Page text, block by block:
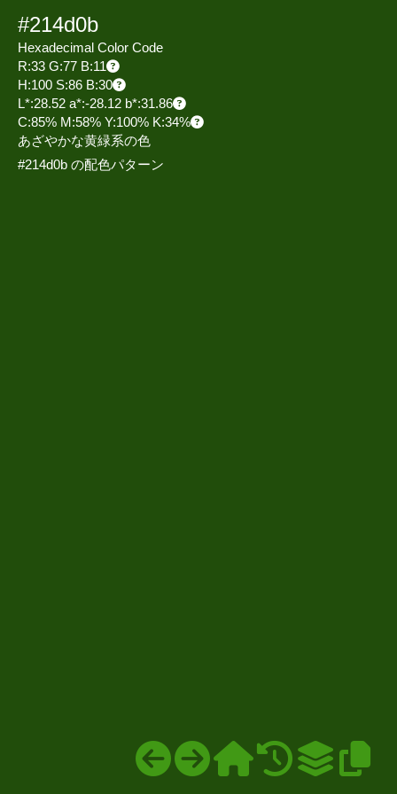
#214d0b
Hexadecimal Color Code
R:33 G:77 B:11
H:100 S:86 B:30
L*:28.52 a*:-28.12 b*:31.86
C:85% M:58% Y:100% K:34%
あざやかな黄緑系の色
#214d0b の配色パターン